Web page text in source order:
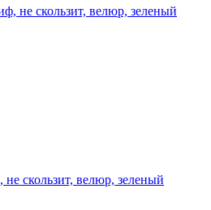
скользит, велюр, зеленый